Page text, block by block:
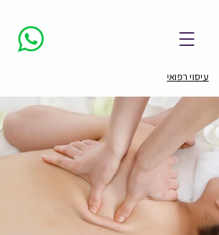
עיסוי רפואי